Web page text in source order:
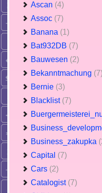
Ascan (4)
Assoc (7)
Banana (1)
Bat932DB (7)
Bauwesen (2)
Bekanntmachung
Bernie (3)
Blacklist (7)
Business_zakupka
Capital (7)
Cars (2)
Catalogist (7)